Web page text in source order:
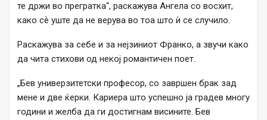
те држи во прегратка“, раскажува Ангела со восхит,
како сѐ уште да не верува во тоа што ѝ се случило.
Раскажува за себе и за нејзиниот Франко, а звучи како
да чита стихови од некој романтичен поет.
„Бев универзитетски професор, со завршен брак зад
мене и две ќерки. Кариера што успешно ја градев многу
години и желба да ги достигнам висините. Бев